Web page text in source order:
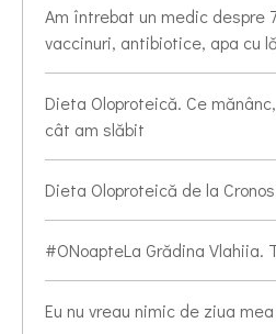
Am întrebat un medic despre
vaccinuri, antibiotice, apa cu
Dieta Oloproteică. Ce
cât am slăbit
Dieta Oloproteică de la
#ONoapteLa Grădina Vlahiia.
Eu nu vreau nimic de ziua mea